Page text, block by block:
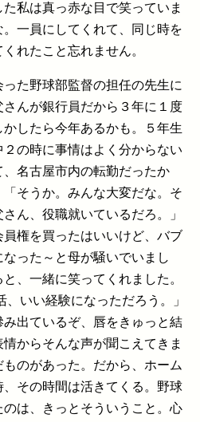
私は真っ赤な目で笑っていま
一員にしてくれて、同じ時を
れたこと忘れません。
た野球部監督の担任の先生に
んが銀行員だから３年に１度
したら今年あるかも。５年生
の時に事情はよく分からない
名古屋市内の転勤だったか
そうか。みんな大変だな。そ
ん、役職就いているだろ。」
員権を買ったはいいけど、バブ
った～と母が騒いでいまし
、一緒に笑ってくれました。
、いい経験になっただろう。」
み出ているぞ、唇をきゅっと結
からそんな声が聞こえてきま
のがあった。だから、ホーム
その時間は活きてくる。野球
は、きっとそういうこと。心